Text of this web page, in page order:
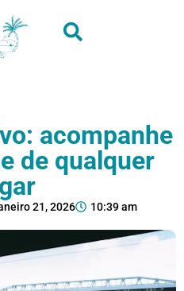
acompanhe
de qualquer
21, 2026 10:39 am